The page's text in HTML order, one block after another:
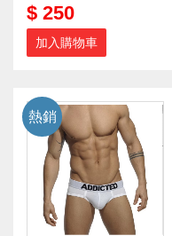
$ 250
加入購物車
熱銷